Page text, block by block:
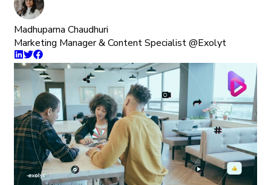
Madhuparna Chaudhuri
Marketing Manager & Content Specialist @Exolyt